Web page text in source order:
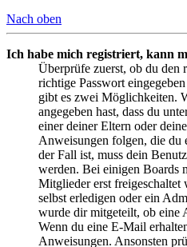
Nach oben
Ich habe mich registriert, kann
Überprüfe zuerst, ob du den
richtige Passwort
gibt es zwei Möglichkeiten.
angegeben hast, dass du
einer deiner Eltern oder
Anweisungen folgen, die du
der Fall ist, muss dein
werden. Bei einigen Boards
Mitglieder erst freigeschaltet
selbst erledigen oder ein
wurde dir mitgeteilt, ob eine
Wenn du eine E-Mail
Anweisungen. Ansonsten